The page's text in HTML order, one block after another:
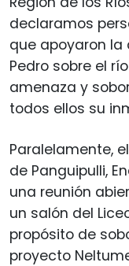
declaramos
que apoyaron la
Pedro sobre el
amenaza y
todos ellos su
Paralelamente,
de Panguipulli,
una reunión
un salón del
propósito de
proyecto